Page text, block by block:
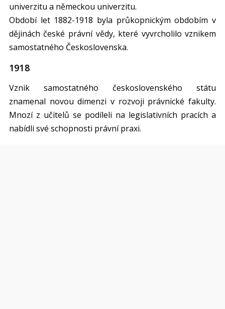
univerzitu a německou univerzitu.
Období let 1882-1918 byla průkopnickým obdobím v
dějinách české právní vědy, které vyvrcholilo vznikem
samostatného Československa.
1918
Vznik samostatného československého státu
znamenal novou dimenzi v rozvoji právnické fakulty.
Mnozí z učitelů se podíleli na legislativních pracích a
nabídli své schopnosti právní praxi.